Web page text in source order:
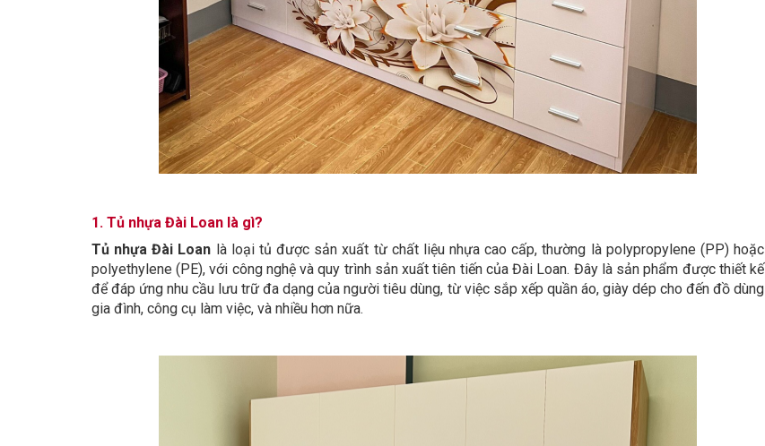
1. Tủ nhựa Đài Loan là gì?
Tủ nhựa Đài Loan là loại tủ được sản xuất từ chất liệu nhựa cao cấp, thường là polypropylene (PP) hoặc
polyethylene (PE), với công nghệ và quy trình sản xuất tiên tiến của Đài Loan. Đây là sản phẩm được thiết kế
để đáp ứng nhu cầu lưu trữ đa dạng của người tiêu dùng, từ việc sắp xếp quần áo, giày dép cho đến đồ dùng
gia đình, công cụ làm việc, và nhiều hơn nữa.